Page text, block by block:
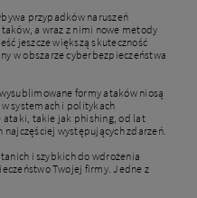
przypadków naruszeń
a wraz z nimi nowe metody
jeszcze większą skuteczność
w obszarze cyberbezpieczeństwa
formy ataków niosą
systemach i politykach
ataki, takie jak phishing, od lat
występujących zdarzeń.
i szybkich do wdrożenia
Twojej firmy. Jedne z